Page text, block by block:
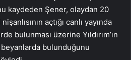
kaydeden Şener, olaydan 20
açtığı canlı yayında
bulunması üzerine Yıldırım’ın
bulunduğunu